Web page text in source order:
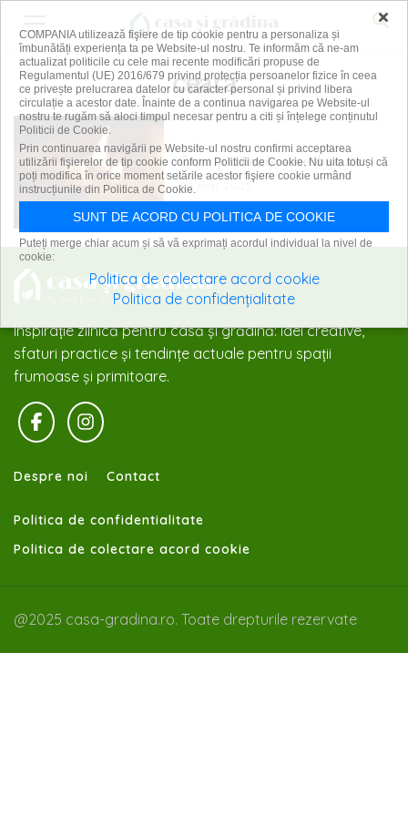
ceara
Ceara și utilizările ei neobișnuite
30 mai 2025
Inspirație zilnică pentru casă și grădină: idei creative,
sfaturi practice și tendințe actuale pentru spații
frumoase și primitoare.
Despre noi Contact
Politica de confidentialitate
Politica de colectare acord cookie
@2025 casa-gradina.ro. Toate drepturile rezervate
×
COMPANIA utilizează fişiere de tip cookie pentru a personaliza și
îmbunătăți experiența ta pe Website-ul nostru. Te informăm că ne-am
actualizat politicile cu cele mai recente modificări propuse de
Regulamentul (UE) 2016/679 privind protecția persoanelor fizice în ceea
ce privește prelucrarea datelor cu caracter personal și privind libera
circulație a acestor date. Înainte de a continua navigarea pe Website-ul
nostru te rugăm să aloci timpul necesar pentru a citi și înțelege conținutul
Politicii de Cookie.
Prin continuarea navigării pe Website-ul nostru confirmi acceptarea
utilizării fişierelor de tip cookie conform Politicii de Cookie. Nu uita totuși că
poți modifica în orice moment setările acestor fişiere cookie urmând
instrucțiunile din Politica de Cookie.
SUNT DE ACORD CU POLITICA DE COOKIE
Puteți merge chiar acum și să vă exprimați acordul individual la nivel de
cookie:
Politica de colectare acord cookie
Politica de confidențialitate